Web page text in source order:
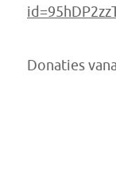
Donaties